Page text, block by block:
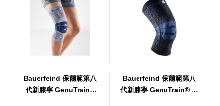
Bauerfeind 保爾範第八
代新膝寧 GenuTrain®
Bauerfeind 保爾範第八
代新膝寧 GenuTrain® 黑